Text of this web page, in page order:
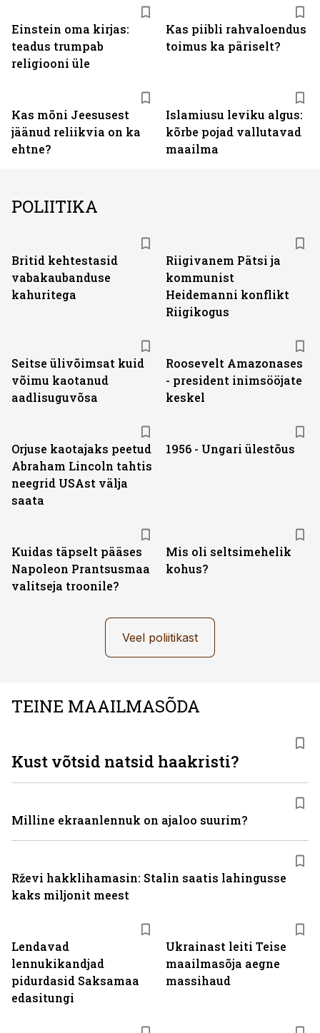
Einstein oma kirjas:
teadus trumpab
religiooni üle
Kas piibli rahvaloendus
toimus ka päriselt?
Kas mõni Jeesusest
jäänud reliikvia on ka
ehtne?
Islamiusu leviku algus:
kõrbe pojad vallutavad
maailma
POLIITIKA
Britid kehtestasid
vabakaubanduse
kahuritega
Riigivanem Pätsi ja
kommunist
Heidemanni konflikt
Riigikogus
Seitse ülivõimsat kuid
võimu kaotanud
aadlisuguvõsa
Roosevelt Amazonases
- president inimsööjate
keskel
Orjuse kaotajaks peetud
Abraham Lincoln tahtis
neegrid USAst välja
saata
1956 - Ungari ülestõus
Kuidas täpselt pääses
Napoleon Prantsusmaa
valitseja troonile?
Mis oli seltsimehelik
kohus?
Veel poliitikast
TEINE MAAILMASÕDA
Lendavad
lennukikandjad
pidurdasid Saksamaa
edasitungi
Ukrainast leiti Teise
maailmasõja aegne
massihaud
Kust võtsid natsid haakristi?
Milline ekraanlennuk on ajaloo suurim?
Rževi hakklihamasin: Stalin saatis lahingusse
kaks miljonit meest